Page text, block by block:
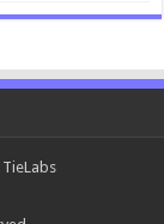
TieLabs